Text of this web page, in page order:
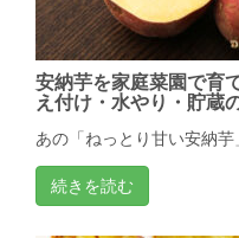
安納芋を家庭菜園で育
え付け・水やり・貯蔵
あの「ねっとり甘い安納芋
続きを読む